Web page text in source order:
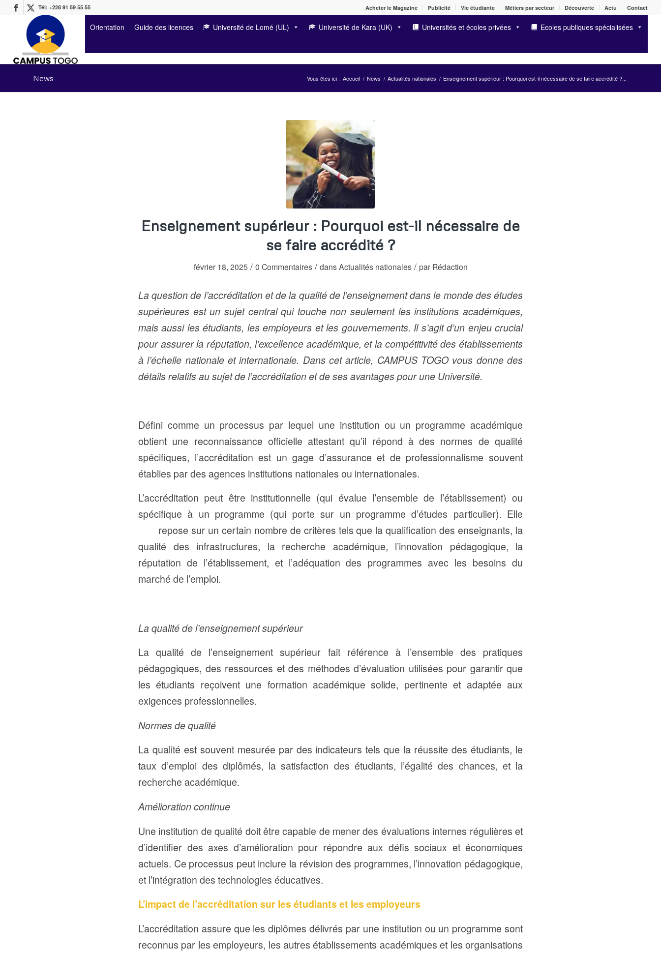
Acheter le Magazine Publicité Vie étudiante Métiers par secteur Découverte Actu Contact
Tél: +228 91 59 55 55
Orientation Guide des licences Université de Lomé (UL) Université de Kara (UK) Universités et écoles privées Ecoles publiques spécialisées
News Vous êtes ici : Accueil / News / Actualités nationales / Enseignement supérieur : Pourquoi est-il nécessaire de se faire accrédité ?...
Enseignement supérieur : Pourquoi est-il nécessaire de
se faire accrédité ?
février 18, 2025 / 0 Commentaires / dansActualités nationales / par Rédaction
La question de l’accréditation et de la qualité de l’enseignement dans le monde des études
supérieures est un sujet central qui touche non seulement les institutions académiques,
mais aussi les étudiants, les employeurs et les gouvernements. Il s’agit d’un enjeu crucial
pour assurer la réputation, l’excellence académique, et la compétitivité des établissements
à l’échelle nationale et internationale. Dans cet article, CAMPUS TOGO vous donne des
détails relatifs au sujet de l’accréditation et de ses avantages pour une Université.
Défini comme un processus par lequel une institution ou un programme académique
obtient une reconnaissance officielle attestant qu’il répond à des normes de qualité
spécifiques, l’accréditation est un gage d’assurance et de professionnalisme souvent
établies par des agences institutions nationales ou internationales.
L’accréditation peut être institutionnelle (qui évalue l’ensemble de l’établissement) ou
spécifique à un programme (qui porte sur un programme d’études particulier). Elle
repose sur un certain nombre de critères tels que la qualification des enseignants, la
qualité des infrastructures, la recherche académique, l’innovation pédagogique, la
réputation de l’établissement, et l’adéquation des programmes avec les besoins du
marché de l’emploi.
La qualité de l’enseignement supérieur
La qualité de l’enseignement supérieur fait référence à l’ensemble des pratiques
pédagogiques, des ressources et des méthodes d’évaluation utilisées pour garantir que
les étudiants reçoivent une formation académique solide, pertinente et adaptée aux
exigences professionnelles.
Normes de qualité
La qualité est souvent mesurée par des indicateurs tels que la réussite des étudiants, le
taux d’emploi des diplômés, la satisfaction des étudiants, l’égalité des chances, et la
recherche académique.
Amélioration continue
Une institution de qualité doit être capable de mener des évaluations internes régulières et
d’identifier des axes d’amélioration pour répondre aux défis sociaux et économiques
actuels. Ce processus peut inclure la révision des programmes, l’innovation pédagogique,
et l’intégration des technologies éducatives.
L’impact de l’accréditation sur les étudiants et les employeurs
L’accréditation assure que les diplômes délivrés par une institution ou un programme sont
reconnus par les employeurs, les autres établissements académiques et les organisations